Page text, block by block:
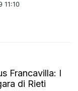
11:10
Francavilla: I
di Rieti